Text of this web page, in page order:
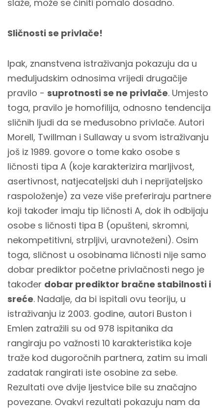
slaže, može se činiti pomalo dosadno.
Sličnosti se privlače!
Ipak, znanstvena istraživanja pokazuju da u
međuljudskim odnosima vrijedi drugačije
pravilo - suprotnosti se ne privlače. Umjesto
toga, pravilo je homofilija, odnosno tendencija
sličnih ljudi da se međusobno privlače. Autori
Morell, Twillman i Sullaway u svom istraživanju
još iz 1989. govore o tome kako osobe s
ličnosti tipa A (koje karakterizira marljivost,
asertivnost, natjecateljski duh i neprijateljsko
raspoloženje) za veze više preferiraju partnere
koji također imaju tip ličnosti A, dok ih odbijaju
osobe s ličnosti tipa B (opušteni, skromni,
nekompetitivni, strpljivi, uravnoteženi). Osim
toga, sličnost u osobinama ličnosti nije samo
dobar prediktor početne privlačnosti nego je
također dobar prediktor bračne stabilnosti i
sreće. Nadalje, da bi ispitali ovu teoriju, u
istraživanju iz 2003. godine, autori Buston i
Emlen zatražili su od 978 ispitanika da
rangiraju po važnosti 10 karakteristika koje
traže kod dugoročnih partnera, zatim su imali
zadatak rangirati iste osobine za sebe.
Rezultati ove dvije ljestvice bile su značajno
povezane. Ovakvi rezultati pokazuju nam da